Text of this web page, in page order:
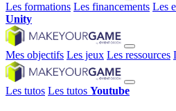
Les formations Les financements Les
Unity
Mes objectifs Les jeux Les ressources
Les tutos Les tutos Youtube